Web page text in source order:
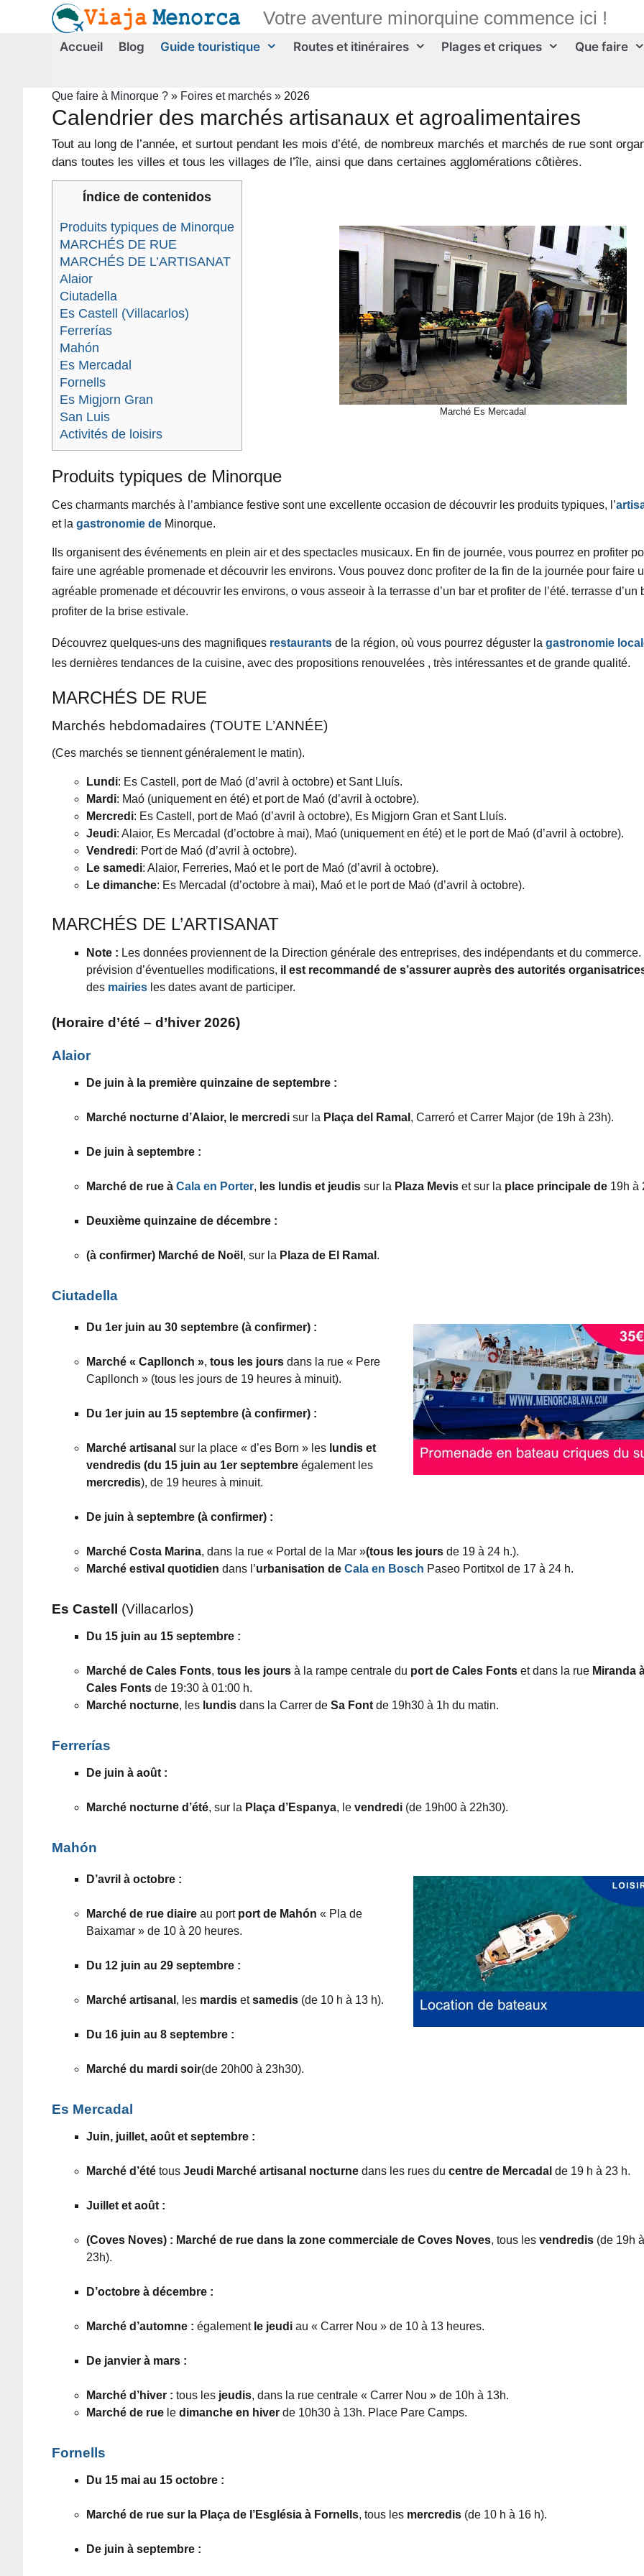
Votre aventure minorquine commence ici !
Accueil Blog Guide touristique Routes et itinéraires Plages et criques Que faire
Que faire à Minorque ? » Foires et marchés » 2026
Calendrier des marchés artisanaux et agroalimentaires
Tout au long de l’année, et surtout pendant les mois d’été, de nombreux marchés et marchés de rue sont
dans toutes les villes et tous les villages de l’île, ainsi que dans certaines agglomérations côtières.
Índice de contenidos
Produits typiques de Minorque
MARCHÉS DE RUE
MARCHÉS DE L’ARTISANAT
Alaior
Ciutadella
Es Castell (Villacarlos)
Ferrerías
Mahón
Es Mercadal
Fornells
Es Migjorn Gran
San Luis
Activités de loisirs
Marché Es Mercadal
Produits typiques de Minorque
Ces charmants marchés à l’ambiance festive sont une excellente occasion de découvrir les produits typiques, l’
et la gastronomie de Minorque.
Ils organisent des événements en plein air et des spectacles musicaux. En fin de journée, vous pourrez en profiter
faire une agréable promenade et découvrir les environs. Vous pouvez donc profiter de la fin de la journée pour faire
agréable promenade et découvrir les environs, o vous asseoir à la terrasse d’un bar et profiter de l’été. terrasse d’un
profiter de la brise estivale.
Découvrez quelques-uns des magnifiques restaurants de la région, où vous pourrez déguster la gastronomie
les dernières tendances de la cuisine, avec des propositions renouvelées , très intéressantes et de grande qualité.
MARCHÉS DE RUE
Marchés hebdomadaires (TOUTE L’ANNÉE)
(Ces marchés se tiennent généralement le matin).
Lundi: Es Castell, port de Maó (d’avril à octobre) et Sant Lluís.
Mardi: Maó (uniquement en été) et port de Maó (d’avril à octobre).
Mercredi: Es Castell, port de Maó (d’avril à octobre), Es Migjorn Gran et Sant Lluís.
Jeudi: Alaior, Es Mercadal (d’octobre à mai), Maó (uniquement en été) et le port de Maó (d’avril à octobre).
Vendredi: Port de Maó (d’avril à octobre).
Le samedi: Alaior, Ferreries, Maó et le port de Maó (d’avril à octobre).
Le dimanche: Es Mercadal (d’octobre à mai), Maó et le port de Maó (d’avril à octobre).
MARCHÉS DE L’ARTISANAT
Note : Les données proviennent de la Direction générale des entreprises, des indépendants et du commerce.
prévision d’éventuelles modifications, il est recommandé de s’assurer auprès des autorités
des mairies les dates avant de participer.
(Horaire d’été – d’hiver 2026)
Alaior
De juin à la première quinzaine de septembre :
Marché nocturne d’Alaior, le mercredi sur la Plaça del Ramal , Carreró et Carrer Major (de 19h à 23h).
De juin à septembre :
Marché de rue à Cala en Porter, les lundis et jeudis sur la Plaza Mevis et sur la place principale de 19h à
Deuxième quinzaine de décembre :
(à confirmer) Marché de Noël , sur la Plaza de El Ramal .
Ciutadella
Du 1er juin au 30 septembre (à confirmer) :
Marché « Capllonch », tous les jours dans la rue « Pere
Capllonch » (tous les jours de 19 heures à minuit).
Du 1er juin au 15 septembre (à confirmer) :
Marché artisanal sur la place « d’es Born » les lundis et
vendredis (du 15 juin au 1er septembre également les
mercredis), de 19 heures à minuit.
De juin à septembre (à confirmer) :
Marché Costa Marina, dans la rue « Portal de la Mar »(tous les jours de 19 à 24 h.).
Marché estival quotidien dans l’urbanisation de Cala en Bosch Paseo Portitxol de 17 à 24 h.
Es Castell (Villacarlos)
Du 15 juin au 15 septembre :
Marché de Cales Fonts, tous les jours à la rampe centrale du port de Cales Fonts et dans la rue Miranda
Cales Fonts de 19:30 à 01:00 h.
Marché nocturne, les lundis dans la Carrer de Sa Font de 19h30 à 1h du matin.
Ferrerías
De juin à août :
Marché nocturne d’été, sur la Plaça d’Espanya, le vendredi (de 19h00 à 22h30).
Mahón
D’avril à octobre :
Marché de rue d iaire au port port de Mahón « Pla de
Baixamar » de 10 à 20 heures.
Du 12 juin au 29 septembre :
Marché artisanal , les mardis etsamedis (de 10 h à 13 h).
Du 16 juin au 8 septembre :
Marché du mardi soir(de 20h00 à 23h30).
Es Mercadal
Juin, juillet, août et septembre :
Marché d’été tous Jeudi Marché artisanal nocturne dans les rues du centre de Mercadal de 19 h à 23 h.
Juillet et août :
(Coves Noves) : Marché de rue dans la zone commerciale de Coves Noves, tous les vendredis (de 19h à
23h).
D’octobre à décembre :
Marché d’automne : également le jeudi au « Carrer Nou » de 10 à 13 heures.
De janvier à mars :
Marché d’hiver : tous les jeudis, dans la rue centrale « Carrer Nou » de 10h à 13h.
Marché de rue le dimanche en hiver de 10h30 à 13h. Place Pare Camps.
Fornells
Du 15 mai au 15 octobre :
Marché de rue sur la Plaça de l’Església à Fornells, tous les mercredis (de 10 h à 16 h).
De juin à septembre :